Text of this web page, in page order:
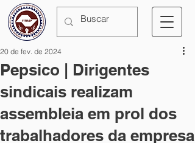
Pepsico | Dirigentes
sindicais realizam
assembleia em prol dos
trabalhadores da empresa
20 de fev. de 2024